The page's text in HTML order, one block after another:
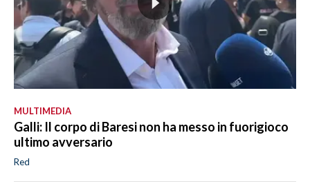
MULTIMEDIA
Galli: Il corpo di Baresi non ha messo in fuorigioco
ultimo avversario
Red